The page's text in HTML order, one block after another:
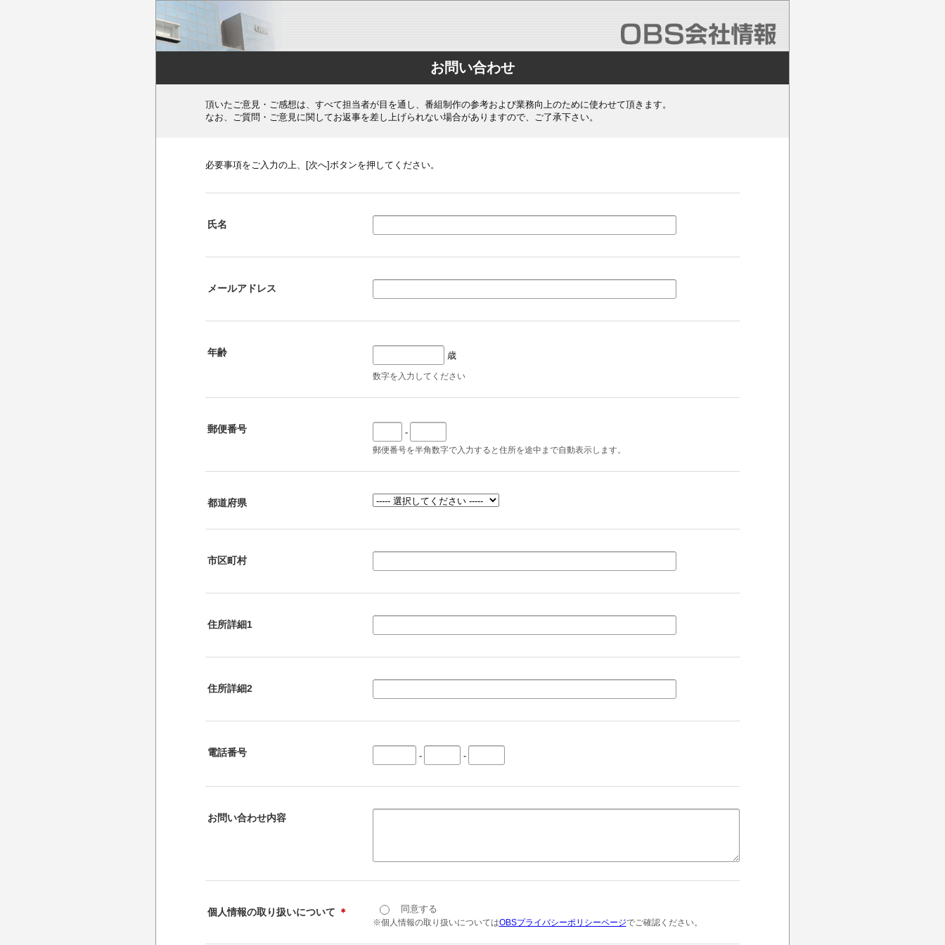
お問い合わせ
頂いたご意見・ご感想は、すべて担当者が目を通し、番組制作の参考および業務向上のために使わせて頂きます。
なお、ご質問・ご意見に関してお返事を差し上げられない場合がありますので、ご了承下さい。
必要事項をご入力の上、[次へ]ボタンを押してください。
氏名
メールアドレス
年齢 歳
数字を入力してください
郵便番号 -
郵便番号を半角数字で入力すると住所を途中まで自動表示します。
都道府県
市区町村
住所詳細1
住所詳細2
電話番号 - -
お問い合わせ内容
個人情報の取り扱いについて ＊ 同意する
※個人情報の取り扱いについてはOBSプライバシーポリシーページでご確認ください。